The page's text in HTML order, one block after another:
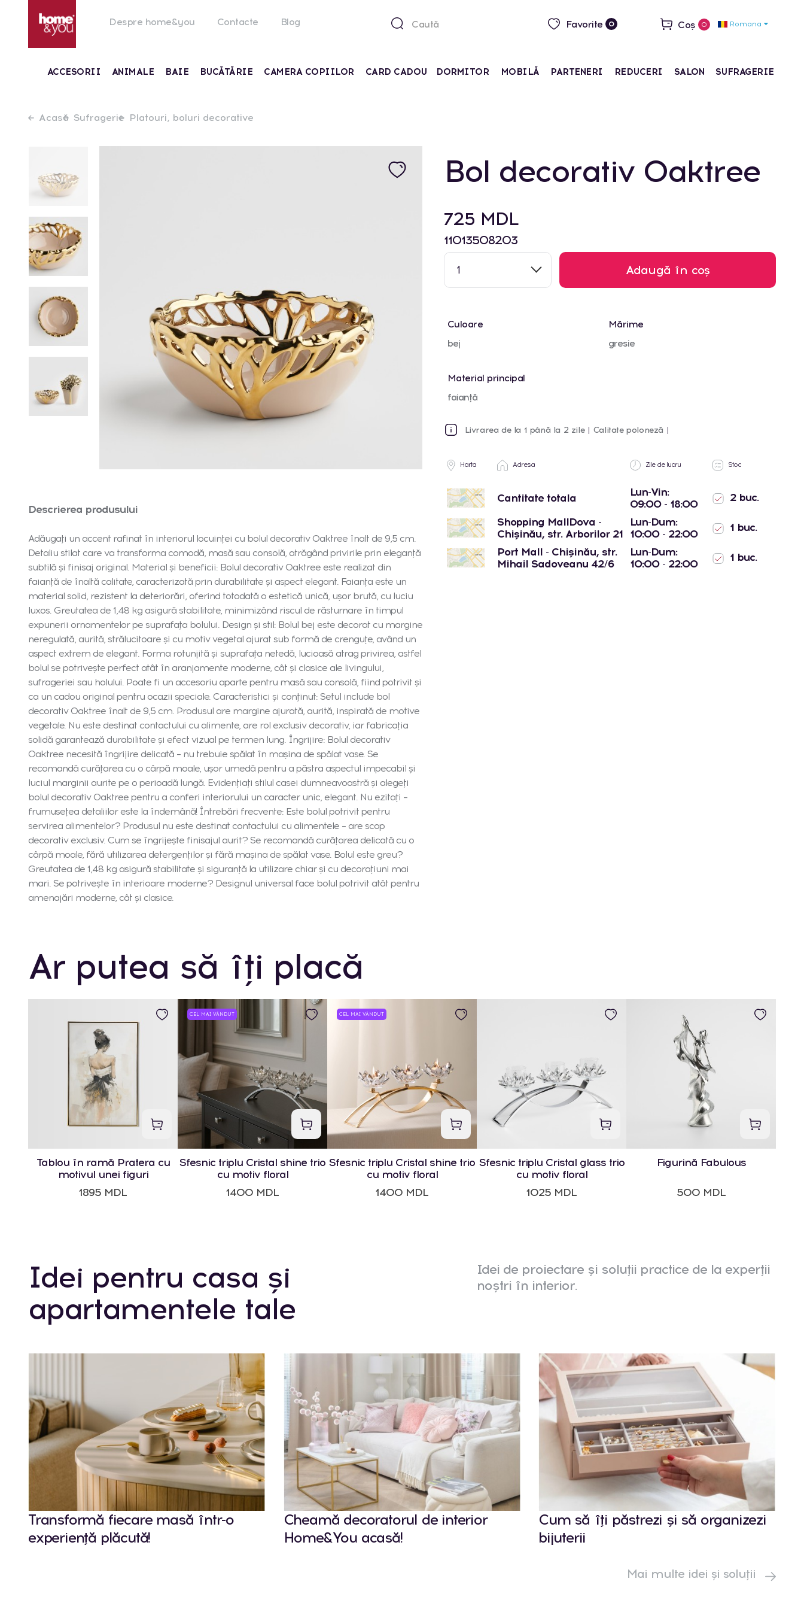
Despre home&you Contacte Blog Favorite 0 Coș 0 Romana
ACCESORII ANIMALE BAIE BUCĂTĂRIE CAMERA COPIILOR CARD CADOU DORMITOR MOBILĂ PARTENERI REDUCERI SALON SUFRAGERIE
Acasă Sufragerie Platouri, boluri decorative
Descrierea produsului
Adăugați un accent rafinat în interiorul locuinței cu bolul decorativ Oaktree înalt de 9,5 cm.
Detaliu stilat care va transforma comodă, masă sau consolă, atrăgând privirile prin eleganță
subtilă și finisaj original. Material și beneficii: Bolul decorativ Oaktree este realizat din
faianță de înaltă calitate, caracterizată prin durabilitate și aspect elegant. Faianța este un
material solid, rezistent la deteriorări, oferind totodată o estetică unică, ușor brută, cu luciu
luxos. Greutatea de 1,48 kg asigură stabilitate, minimizând riscul de răsturnare în timpul
expunerii ornamentelor pe suprafața bolului. Design și stil: Bolul bej este decorat cu margine
neregulată, aurită, strălucitoare și cu motiv vegetal ajurat sub formă de crenguțe, având un
aspect extrem de elegant. Forma rotunjită și suprafața netedă, lucioasă atrag privirea, astfel
bolul se potrivește perfect atât în aranjamente moderne, cât și clasice ale livingului,
sufrageriei sau holului. Poate fi un accesoriu aparte pentru masă sau consolă, fiind potrivit și
ca un cadou original pentru ocazii speciale. Caracteristici și conținut: Setul include bol
decorativ Oaktree înalt de 9,5 cm. Produsul are margine ajurată, aurită, inspirată de motive
vegetale. Nu este destinat contactului cu alimente, are rol exclusiv decorativ, iar fabricația
solidă garantează durabilitate și efect vizual pe termen lung. Îngrijire: Bolul decorativ
Oaktree necesită îngrijire delicată – nu trebuie spălat în mașina de spălat vase. Se
recomandă curățarea cu o cârpă moale, ușor umedă pentru a păstra aspectul impecabil și
luciul marginii aurite pe o perioadă lungă. Evidențiați stilul casei dumneavoastră și alegeți
bolul decorativ Oaktree pentru a conferi interiorului un caracter unic, elegant. Nu ezitați –
frumusețea detaliilor este la îndemână! Întrebări frecvente: Este bolul potrivit pentru
servirea alimentelor? Produsul nu este destinat contactului cu alimentele – are scop
decorativ exclusiv. Cum se îngrijește finisajul aurit? Se recomandă curățarea delicată cu o
cârpă moale, fără utilizarea detergenților și fără mașina de spălat vase. Bolul este greu?
Greutatea de 1,48 kg asigură stabilitate și siguranță la utilizare chiar și cu decorațiuni mai
mari. Se potrivește în interioare moderne? Designul universal face bolul potrivit atât pentru
amenajări moderne, cât și clasice.
Bol decorativ Oaktree
725 MDL
11013508203
1 Adaugă în coș
Culoare
bej
Mărime
gresie
Material principal
faianță
Livrarea de la 1 până la 2 zile Calitate poloneză
Harta Adresa Zile de lucru Stoc
Cantitate totala
Lun-Vin:
09:00 - 18:00
2 buc.
Shopping MallDova -
Chișinău, str. Arborilor 21
Lun-Dum:
10:00 - 22:00
1 buc.
Port Mall - Chișinău, str.
Mihail Sadoveanu 42/6
Lun-Dum:
10:00 - 22:00
1 buc.
Ar putea să îți placă
Tablou în ramă Pratera cu
motivul unei figuri
1895 MDL
CEL MAI VÂNDUT
Sfesnic triplu Cristal shine trio
cu motiv floral
1400 MDL
CEL MAI VÂNDUT
Sfesnic triplu Cristal shine trio
cu motiv floral
1400 MDL
Sfesnic triplu Cristal glass trio
cu motiv floral
1025 MDL
Figurină Fabulous
500 MDL
Idei pentru casa și
apartamentele tale
Idei de proiectare și soluții practice de la experții
noștri în interior.
Transformă fiecare masă într-o
experiență plăcută!
Cheamă decoratorul de interior
Home&You acasă!
Cum să îți păstrezi și să organizezi
bijuterii
Mai multe idei și soluții